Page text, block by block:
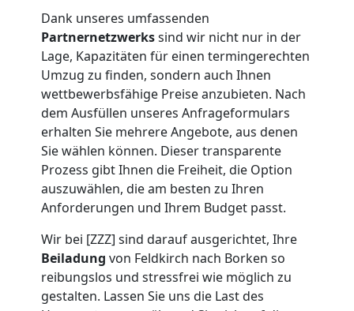
Dank unseres umfassenden
Partnernetzwerkssind wir nicht nur in der
Lage, Kapazitäten für einen termingerechten
Umzug zu finden, sondern auch Ihnen
wettbewerbsfähige Preise anzubieten. Nach
dem Ausfüllen unseres Anfrageformulars
erhalten Sie mehrere Angebote, aus denen
Sie wählen können. Dieser transparente
Prozess gibt Ihnen die Freiheit, die Option
auszuwählen, die am besten zu Ihren
Anforderungen und Ihrem Budget passt.
Wir bei [ZZZ] sind darauf ausgerichtet, Ihre
Beiladung von Feldkirch nach Borken so
reibungslos und stressfrei wie möglich zu
gestalten. Lassen Sie uns die Last des
Feldkirch
Mini
Umzug
Feldkirch
Umzug
Mann